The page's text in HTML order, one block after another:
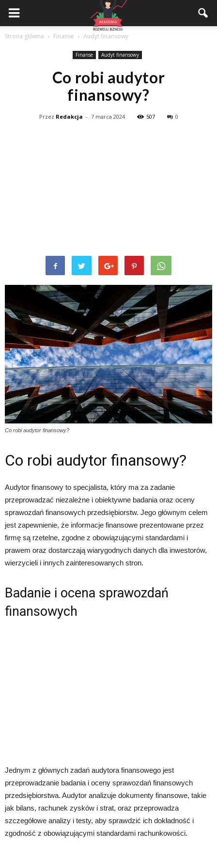
Akademiarozwojubiznesu.pl
Strona główna Finanse Audyt finansowy
Finanse Audyt finansowy
Co robi audytor
finansowy?
Przez Redakcja - 7 marca 2024 507 0
Co robi audytor finansowy?
Co robi audytor finansowy?
Audytor finansowy to specjalista, który ma za zadanie
przeprowadzać niezależne i obiektywne badania oraz oceny
sprawozdań finansowych przedsiębiorstw. Jego głównym celem
jest zapewnienie, że informacje finansowe prezentowane przez
firmę są rzetelne, zgodne z obowiązującymi standardami i
prawem oraz dostarczają wiarygodnych danych dla inwestorów,
wierzycieli i innych zainteresowanych stron.
Badanie i ocena sprawozdań
finansowych
Jednym z głównych zadań audytora finansowego jest
przeprowadzanie badania i oceny sprawozdań finansowych
przedsiębiorstwa. Audytor analizuje dokumenty finansowe, takie
jak bilans, rachunek zysków i strat, oraz przeprowadza
szczegółowe analizy i testy, aby sprawdzić ich dokładność i
zgodność z obowiązującymi standardami rachunkowości.